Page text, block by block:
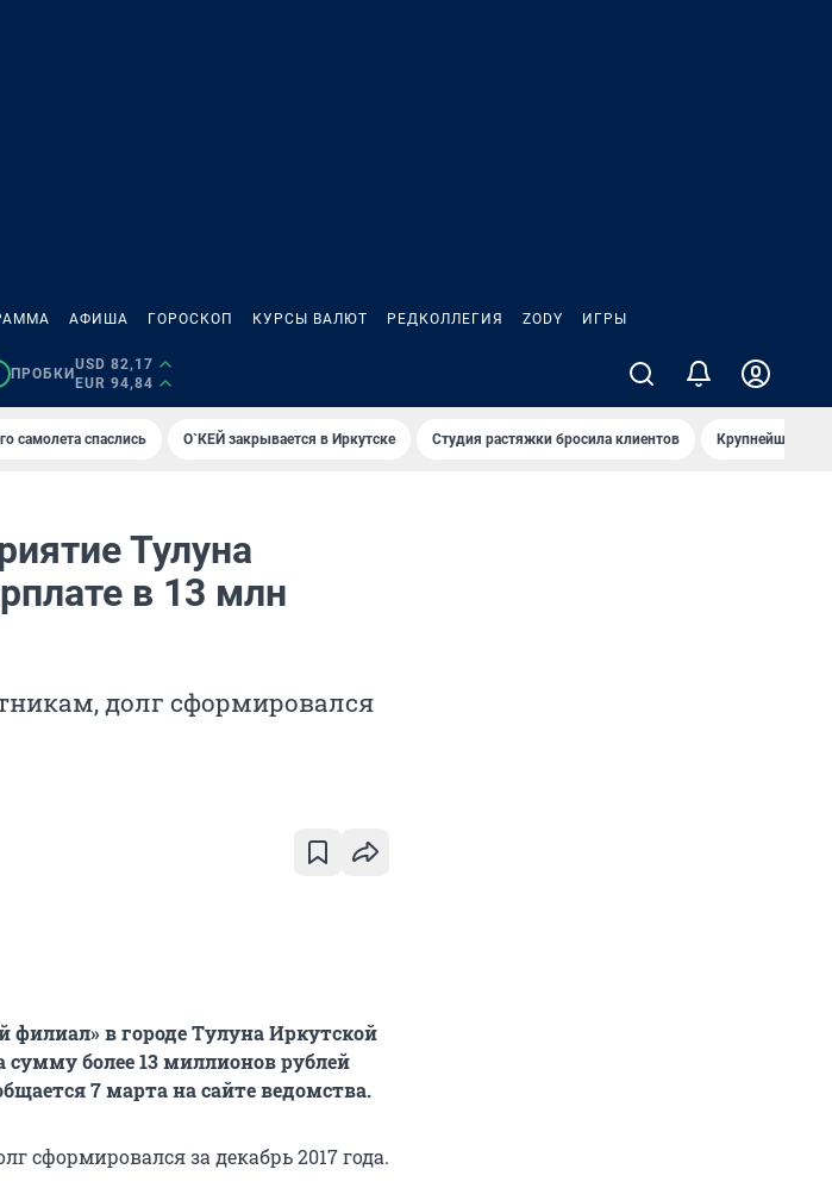
АФИША ГОРОСКОП КУРСЫ ВАЛЮТ РЕДКОЛЛЕГИЯ ZODY ИГРЫ
ПРОБКИ
USD 82,17
EUR 94,84
самолета спаслись О`КЕЙ закрывается в Иркутске Студия растяжки бросила клиентов Крупнейшие
Тулуна
в 13 млн
долг сформировался
в городе Тулуна Иркутской
сумму более 13 миллионов рублей
7 марта на сайте ведомства.
сформировался за декабрь 2017 года.